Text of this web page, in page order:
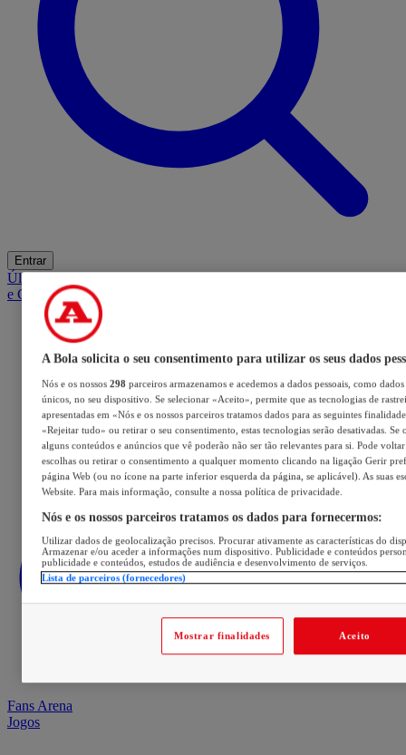
Entrar
ÚltimasMercadoOpiniãoiGaming HubA BOLA SUGEREBarba
e Cabelo
Fans Arena
Jogos
A Bola solicita o seu consentimento para utilizar os seus dados
Nós e os nossos 298 parceiros armazenamos e acedemos a dados pessoais, como
únicos, no seu dispositivo. Se selecionar «Aceito», permite que as tecnologias de
apresentadas em «Nós e os nossos parceiros tratamos dados para as seguintes
«Rejeitar tudo» ou retirar o seu consentimento, estas tecnologias serão desativadas. Se
alguns conteúdos e anúncios que vê poderão não ser tão relevantes para si. Pode voltar
escolhas ou retirar o consentimento a qualquer momento clicando na ligação Gerir
página Web (ou no ícone na parte inferior esquerda da página, se aplicável). As suas
Website. Para mais informação, consulte a nossa política de privacidade.
Nós e os nossos parceiros tratamos os dados para fornecermos:
Utilizar dados de geolocalização precisos. Procurar ativamente as características do
Armazenar e/ou aceder a informações num dispositivo. Publicidade e conteúdos
publicidade e conteúdos, estudos de audiência e desenvolvimento de serviços.
Lista de parceiros (fornecedores)
Mostrar finalidades Aceito